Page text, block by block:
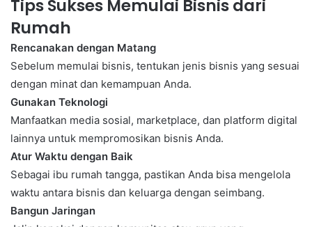
Tips Sukses Memulai Bisnis dari
Rumah
Rencanakan dengan Matang
Sebelum memulai bisnis, tentukan jenis bisnis yang sesuai
dengan minat dan kemampuan Anda.
Gunakan Teknologi
Manfaatkan media sosial, marketplace, dan platform digital
lainnya untuk mempromosikan bisnis Anda.
Atur Waktu dengan Baik
Sebagai ibu rumah tangga, pastikan Anda bisa mengelola
waktu antara bisnis dan keluarga dengan seimbang.
Bangun Jaringan